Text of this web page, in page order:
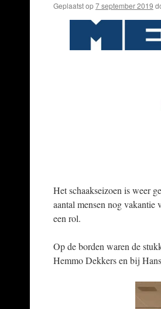
Geplaatst op7 september 2019
Het schaakseizoen is weer
aantal mensen nog
een rol.
Op de borden waren de
Hemmo Dekkers en bij